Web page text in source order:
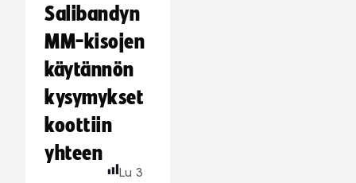
Salibandyn
MM-kisojen
käytännön
kysymykset
koottiin
yhteen
Lu 3